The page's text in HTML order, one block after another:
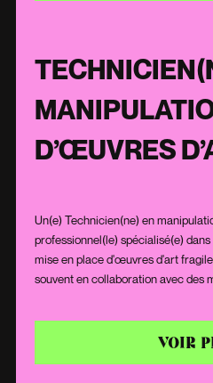
D’ŒUVRES
Un(e) Technicien(ne) en
professionnel(le) spécialisé(e)
mise en place d'œuvres d'art
souvent en collaboration avec des
savoir-faire nécessaires pour
manipulée avec le plus grand soin.
VOIR